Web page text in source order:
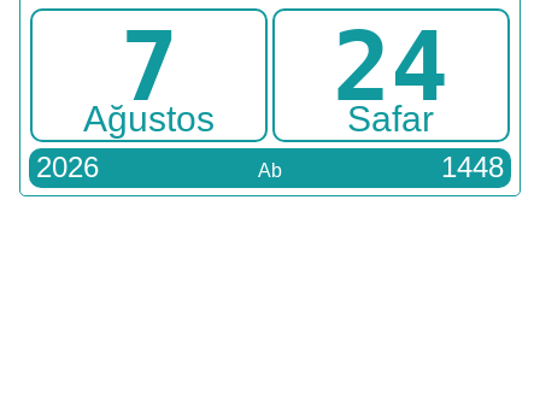
7
Ağustos 24
Safar
2026 Ab 1448